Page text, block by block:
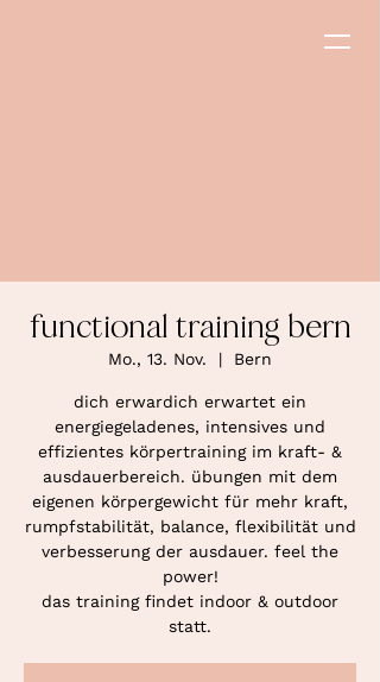
functional training bern
Mo., 13. Nov.
  |
Bern
dich erwardich erwartet ein
energiegeladenes, intensives und
effizientes körpertraining im kraft- &
ausdauerbereich. übungen mit dem
eigenen körpergewicht für mehr kraft,
rumpfstabilität, balance, flexibilität und
verbesserung der ausdauer. feel the
power!
das training findet indoor & outdoor
statt.